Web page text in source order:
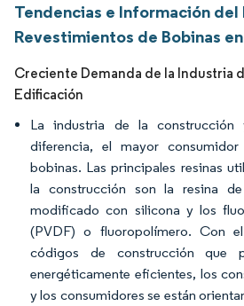
Tendencias e Información del
Revestimientos de Bobinas
Creciente Demanda de la Industria
Edificación
La industria de la
diferencia, el mayor
bobinas. Las principales resinas
la construcción son la resina
modificado con silicona y los
(PVDF) o fluoropolímero. Con
códigos de construcción que
energéticamente eficientes, los
y los consumidores se están